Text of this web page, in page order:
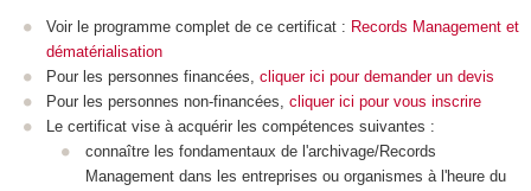
Voir le programme complet de ce certificat : Records Management et
dématérialisation
Pour les personnes financées, cliquer ici pour demander un devis
Pour les personnes non-financées, cliquer ici pour vous inscrire
Le certificat vise à acquérir les compétences suivantes :
connaître les fondamentaux de l'archivage/Records
Management dans les entreprises ou organismes à l'heure du